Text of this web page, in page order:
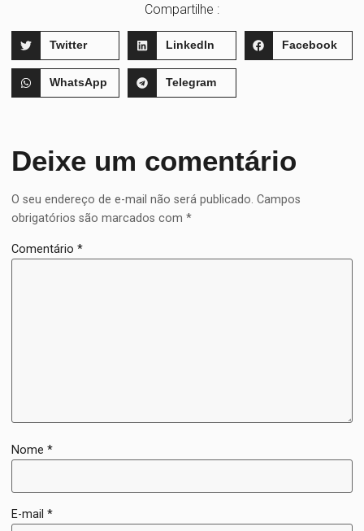
Compartilhe :
Twitter LinkedIn Facebook
WhatsApp Telegram
Deixe um comentário
O seu endereço de e-mail não será publicado. Campos
obrigatórios são marcados com*
Comentário*
Nome*
E-mail*